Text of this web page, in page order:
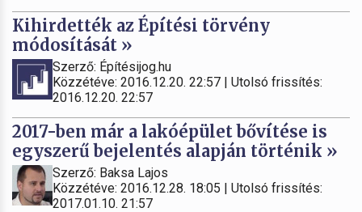
Kihirdették az Építési törvény
módosítását »
Szerző: Építésijog.hu
Közzétéve: 2016.12.20. 22:57 | Utolsó frissítés:
2016.12.20. 22:57
2017-ben már a lakóépület bővítése is
egyszerű bejelentés alapján történik »
Szerző: Baksa Lajos
Közzétéve: 2016.12.28. 18:05 | Utolsó frissítés:
2017.01.10. 21:57